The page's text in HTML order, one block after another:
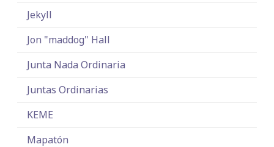
Jekyll
Jon "maddog" Hall
Junta Nada Ordinaria
Juntas Ordinarias
KEME
Mapatón